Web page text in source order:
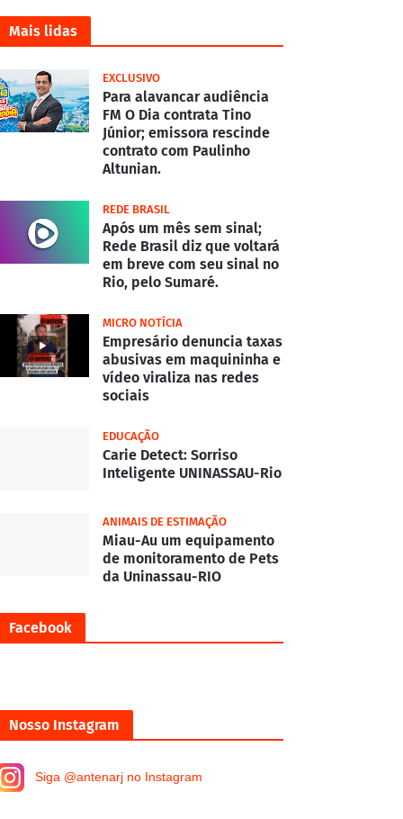
Mais lidas
EXCLUSIVO
Para alavancar audiência
FM O Dia contrata Tino
Júnior; emissora rescinde
contrato com Paulinho
Altunian.
REDE BRASIL
Após um mês sem sinal;
Rede Brasil diz que voltará
em breve com seu sinal no
Rio, pelo Sumaré.
MICRO NOTÍCIA
Empresário denuncia taxas
abusivas em maquininha e
vídeo viraliza nas redes
sociais
EDUCAÇÃO
Carie Detect: Sorriso
Inteligente UNINASSAU-Rio
ANIMAIS DE ESTIMAÇÃO
Miau-Au um equipamento
de monitoramento de Pets
da Uninassau-RIO
Facebook
Nosso Instagram
Siga @antenarj no Instagram